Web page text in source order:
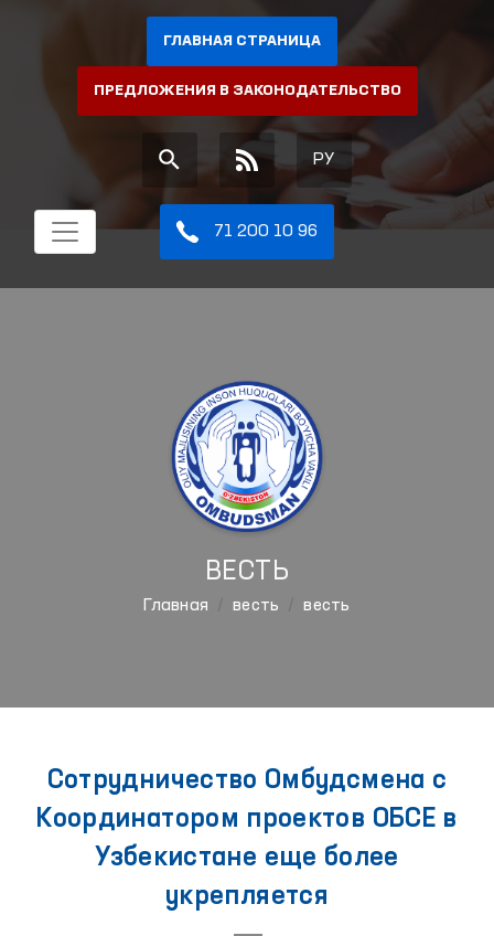
ГЛАВНАЯ СТРАНИЦА
ПРЕДЛОЖЕНИЯ В ЗАКОНОДАТЕЛЬСТВО
РУ
71 200 10 96
ВЕСТЬ
Главная весть весть
Сотрудничество Омбудсмена с
Координатором проектов ОБСЕ в
Узбекистане еще более
укрепляется